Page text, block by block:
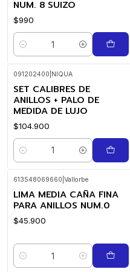
NUM. 8 SUIZO
$990
Cantidad
091202400 NIQUA
SET CALIBRES DE
ANILLOS + PALO DE
MEDIDA DE LUJO
$104.900
Cantidad
613548069660 Vallorbe
LIMA MEDIA CAÑA FINA
PARA ANILLOS NUM.0
$45.900
Cantidad